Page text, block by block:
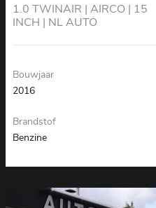
1.0 TWINAIR | AIRCO | 15
INCH | NL AUTO
Bouwjaar
2016
Brandstof
Benzine